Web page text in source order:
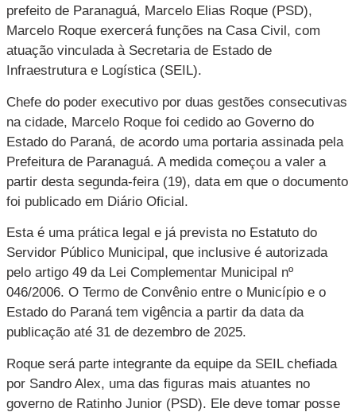
prefeito de Paranaguá, Marcelo Elias Roque (PSD),
Marcelo Roque exercerá funções na Casa Civil, com
atuação vinculada à Secretaria de Estado de
Infraestrutura e Logística (SEIL).
Chefe do poder executivo por duas gestões consecutivas
na cidade, Marcelo Roque foi cedido ao Governo do
Estado do Paraná, de acordo uma portaria assinada pela
Prefeitura de Paranaguá. A medida começou a valer a
partir desta segunda-feira (19), data em que o documento
foi publicado em Diário Oficial.
Esta é uma prática legal e já prevista no Estatuto do
Servidor Público Municipal, que inclusive é autorizada
pelo artigo 49 da Lei Complementar Municipal nº
046/2006. O Termo de Convênio entre o Município e o
Estado do Paraná tem vigência a partir da data da
publicação até 31 de dezembro de 2025.
Roque será parte integrante da equipe da SEIL chefiada
por Sandro Alex, uma das figuras mais atuantes no
governo de Ratinho Junior (PSD). Ele deve tomar posse